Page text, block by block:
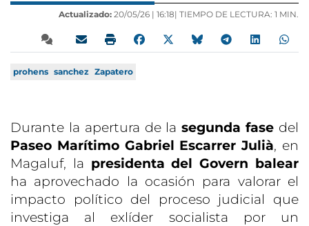
Actualizado: 20/05/26 | 16:18| TIEMPO DE LECTURA: 1 MIN.
prohens sanchez Zapatero
Durante la apertura de lasegunda fase del
Paseo Marítimo Gabriel Escarrer Julià, en
Magaluf, la presidenta del Govern balear
ha aprovechado la ocasión para valorar el
impacto político del proceso judicial que
investiga al exlíder socialista por un